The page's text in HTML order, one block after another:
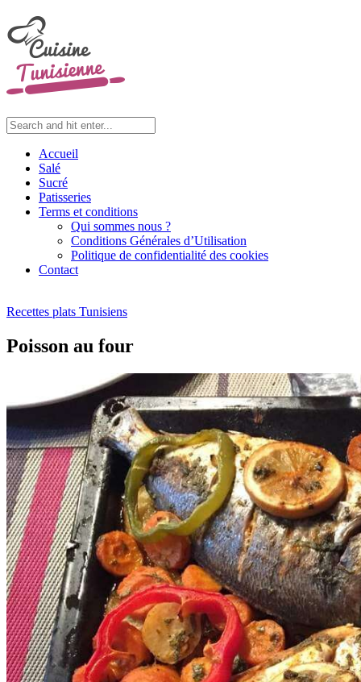
Accueil
Salé
Sucré
Patisseries
Terms et conditions
Qui sommes nous ?
Conditions Générales d’Utilisation
Politique de confidentialité des cookies
Contact
Recettes plats Tunisiens
Poisson au four